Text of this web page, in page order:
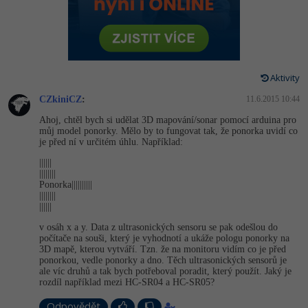
HTML5, CSS3, Bootstrap, SEO
SQL a databáze
UML a návrhové vzory
Spring
Django
Best practices
JavaScript
Python
HTML / CSS
MySQL/MariaDB
MS-SQL
SQLite
Vývojář mobilních aplikací
Specialista na AI a bigdata
Webdesigner
Tester
3D grafik
Projektový manažer
Databázový analytik
Python -80%
JavaScript -80%
Swift -80%
VB.NET
SQL
Návrh SW -80%
Digitální gramotnost
Marketing -30%
UX
Copywriting -30%
MS Office -80%
Photoshop -80%
Adobe Illustrator -80%
Adobe XD
Adobe InDesign -25%
Adobe After Effects
Inkscape
Fotografování -80%
Aktivity
CZkiniCZ: 11.6.2015 10:44
Ahoj, chtěl bych si udělat 3D mapování/sonar pomocí arduina pro
můj model ponorky. Mělo by to fungovat tak, že ponorka uvidí co
je před ní v určitém úhlu. Například:
Ponorka||||||||||
v osáh x a y. Data z ultrasonických sensoru se pak odešlou do
počítače na souši, který je vyhodnotí a ukáže pologu ponorky na
3D mapě, kterou vytváří. Tzn. že na monitoru vidím co je před
ponorkou, vedle ponorky a dno. Těch ultrasonických sensorů je
ale víc druhů a tak bych potřeboval poradit, který použít. Jaký je
rozdíl například mezi HC-SR04 a HC-SR05?